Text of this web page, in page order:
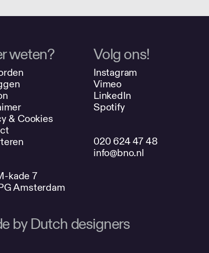
weten?
& Cookies
kade 7
Amsterdam
Volg ons!
Instagram
Vimeo
LinkedIn
Spotify
020 624 47 48
info@bno.nl
by Dutch designers